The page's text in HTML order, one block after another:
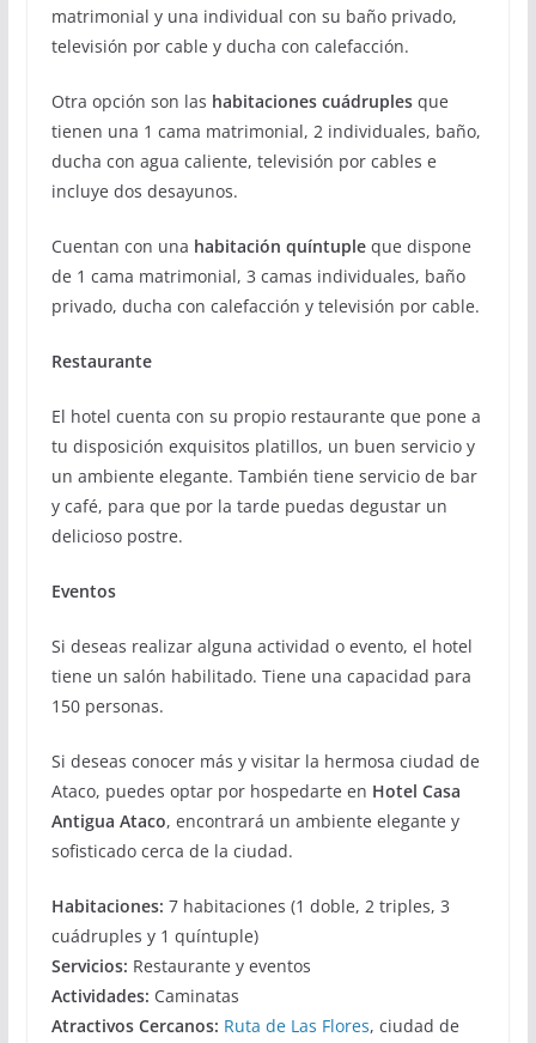
matrimonial y una individual con su baño privado,
televisión por cable y ducha con calefacción.
Otra opción son las habitaciones cuádruplesque
tienen una 1 cama matrimonial, 2 individuales, baño,
ducha con agua caliente, televisión por cables e
incluye dos desayunos.
Cuentan con una habitación quíntupleque dispone
de 1 cama matrimonial, 3 camas individuales, baño
privado, ducha con calefacción y televisión por cable.
Restaurante
El hotel cuenta con su propio restaurante que pone a
tu disposición exquisitos platillos, un buen servicio y
un ambiente elegante. También tiene servicio de bar
y café, para que por la tarde puedas degustar un
delicioso postre.
Eventos
Si deseas realizar alguna actividad o evento, el hotel
tiene un salón habilitado. Tiene una capacidad para
150 personas.
Si deseas conocer más y visitar la hermosa ciudad de
Ataco, puedes optar por hospedarte en Hotel Casa
Antigua Ataco, encontrará un ambiente elegante y
sofisticado cerca de la ciudad.
Habitaciones: 7 habitaciones (1 doble, 2 triples, 3
cuádruples y 1 quíntuple)
Servicios: Restaurante y eventos
Actividades: Caminatas
Atractivos Cercanos: Ruta de Las Flores, ciudad de